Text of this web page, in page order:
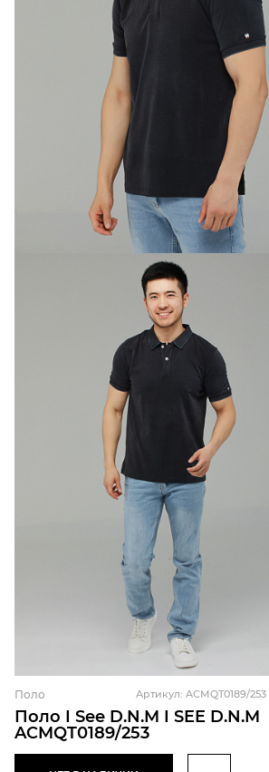
Поло I See D.N.M I SEE D.N.M
ACMQT0189/253
Поло Артикул: ACMQT0189/253